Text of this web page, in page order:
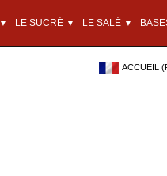
LE SUCRÉ ▼ LE SALÉ ▼
ACCUEIL